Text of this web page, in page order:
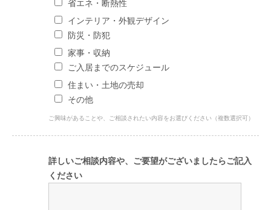
省エネ・断熱性
インテリア・外観デザイン
防災・防犯
家事・収納
ご入居までのスケジュール
住まい・土地の売却
その他
ご興味があることや、ご相談されたい内容をお選びください（複数選択可）
詳しいご相談内容や、ご要望がございましたらご記入
ください